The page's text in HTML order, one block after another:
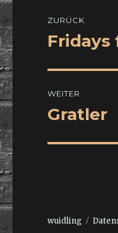
ZURÜCK
Vorheriger
Fridays
WEITER
Nächster
Gratler
wuidling